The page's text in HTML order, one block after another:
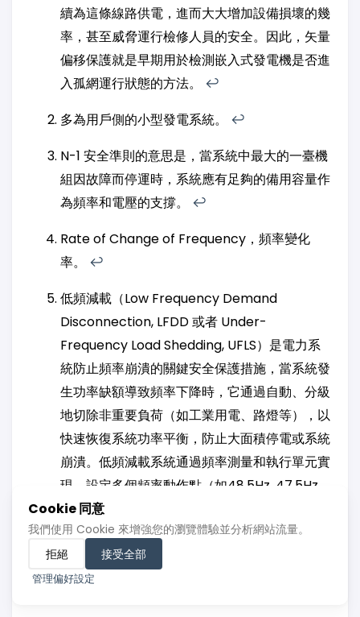
續為這條線路供電，進而大大增加設備損壞的幾
率，甚至威脅運行檢修人員的安全。因此，矢量
偏移保護就是早期用於檢測嵌入式發電機是否進
入孤網運行狀態的方法。 ↩︎
多為用戶側的小型發電系統。 ↩︎
N-1 安全準則的意思是，當系統中最大的一臺機
組因故障而停運時，系統應有足夠的備用容量作
為頻率和電壓的支撐。 ↩︎
Rate of Change of Frequency，頻率變化
率。 ↩︎
低頻減載（Low Frequency Demand
Disconnection, LFDD 或者 Under-
Frequency Load Shedding, UFLS）是電力系
統防止頻率崩潰的關鍵安全保護措施，當系統發
生功率缺額導致頻率下降時，它通過自動、分級
地切除非重要負荷（如工業用電、路燈等），以
快速恢復系統功率平衡，防止大面積停電或系統
崩潰。低頻減載系統通過頻率測量和執行單元實
現，設定多個頻率動作點（如48.5Hz, 47.5Hz,
46.5Hz），逐級切除負荷，保障重要用戶和核
心設備運行，是電網安全運行的第三道防
線。
↩︎↩︎↩︎↩︎
Cookie 同意
我們使用 Cookie 來增強您的瀏覽體驗並分析網站流量。
拒絕
接受全部
管理偏好設定